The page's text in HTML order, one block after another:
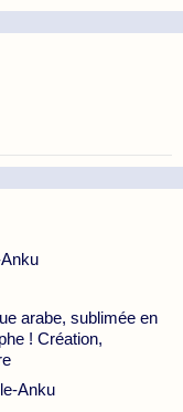
arabe, sublimée en
! Création,
Anku